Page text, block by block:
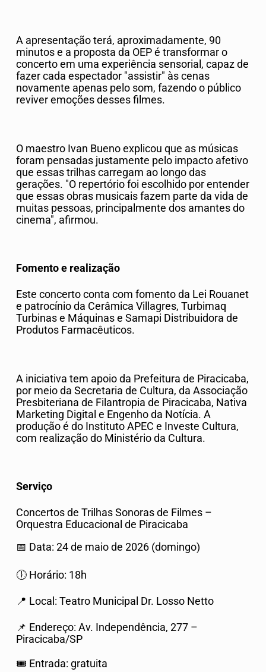
A apresentação terá, aproximadamente, 90
minutos e a proposta da OEP é transformar o
concerto em uma experiência sensorial, capaz de
fazer cada espectador "assistir" às cenas
novamente apenas pelo som, fazendo o público
reviver emoções desses filmes.
O maestro Ivan Bueno explicou que as músicas
foram pensadas justamente pelo impacto afetivo
que essas trilhas carregam ao longo das
gerações. "O repertório foi escolhido por entender
que essas obras musicais fazem parte da vida de
muitas pessoas, principalmente dos amantes do
cinema", afirmou.
Fomento e realização
Este concerto conta com fomento da Lei Rouanet
e patrocínio da Cerâmica Villagres, Turbimaq
Turbinas e Máquinas e Samapi Distribuidora de
Produtos Farmacêuticos.
A iniciativa tem apoio da Prefeitura de Piracicaba,
por meio da Secretaria de Cultura, da Associação
Presbiteriana de Filantropia de Piracicaba, Nativa
Marketing Digital e Engenho da Notícia. A
produção é do Instituto APEC e Investe Cultura,
com realização do Ministério da Cultura.
Serviço
Concertos de Trilhas Sonoras de Filmes –
Orquestra Educacional de Piracicaba
📅 Data: 24 de maio de 2026 (domingo)
🕕 Horário: 18h
📍 Local: Teatro Municipal Dr. Losso Netto
📌 Endereço: Av. Independência, 277 –
Piracicaba/SP
🎟 Entrada: gratuita